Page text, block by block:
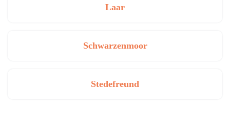
Laar
Schwarzenmoor
Stedefreund